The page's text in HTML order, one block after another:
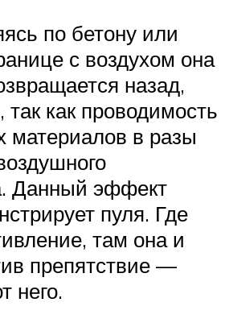
по бетону или
с воздухом она
назад,
так как проводимость
материалов в разы
Данный эффект
пуля. Где
там она и
препятствие —
него.